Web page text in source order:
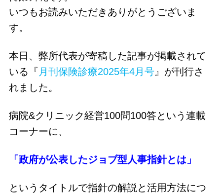
いつもお読みいただきありがとうございま
す。
本日、弊所代表が寄稿した記事が掲載されて
いる『 月刊保険診療2025年4月号 』が刊行さ
れました。
病院&クリニック経営100問100答という連載
コーナーに、
「政府が公表したジョブ型人事指針とは」
というタイトルで指針の解説と活用方法につ